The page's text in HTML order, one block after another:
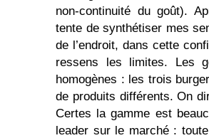
non-continuité du goût).
tente de synthétiser mes
de l’endroit, dans cette
ressens les limites. Les
homogènes : les trois
de produits différents. On
Certes la gamme est
leader sur le marché :